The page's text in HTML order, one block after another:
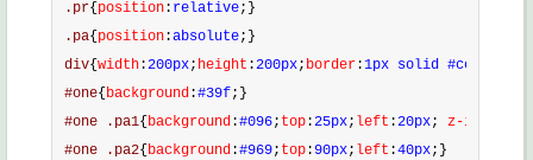
.pr{ position: relative;}
.pa{ position:absolute;}
div{ width:200px; height :200px; border:1px solid #ccc
#one{ background:#39f;}
#one .pa1{ background:#096; top:25px; left :20px; z-index
#one .pa2{ background:#969; top:90px; left :40px;}